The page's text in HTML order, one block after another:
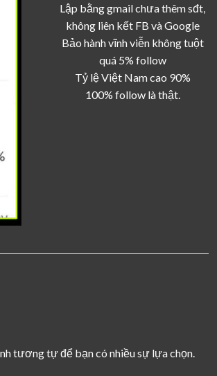
Lập bằng gmail chưa thêm sđt,
không liên kết FB và Google
Bảo hành vĩnh viễn không tuột
quá 5% follow
Tỷ lệ Việt Nam cao 90%
100% follow là thật.
tương tự để bạn có nhiều sự lựa chọn.